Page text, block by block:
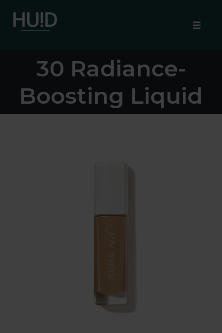
30 Radiance-
Boosting Liquid
Foundation